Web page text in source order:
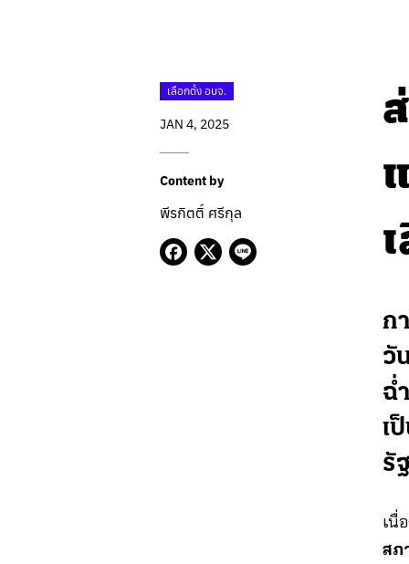
เลือกตั้ง อบจ.
JAN 4, 2025
Content by
พีรกิตติ์ ศรีกุล
ก
วั
ฉ่
เ
รั
เนื่
สภ